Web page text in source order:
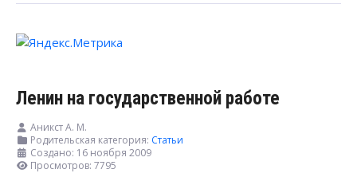
Ленин на государственной работе
Аникст А. М.
Родительская категория: Статьи
Создано: 16 ноября 2009
Просмотров: 7795